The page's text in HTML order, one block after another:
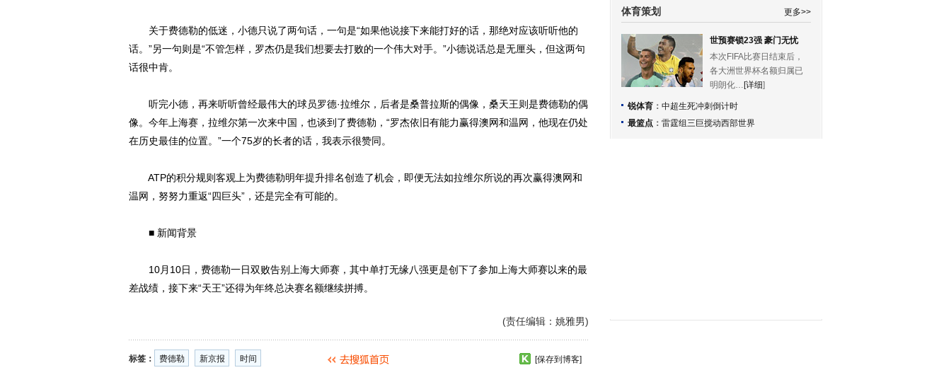
关于费德勒的低迷，小德只说了两句话，一句是“如果他说接下来能打好的话，那绝对应该听听他的
话。”另一句则是“不管怎样，罗杰仍是我们想要去打败的一个伟大对手。”小德说话总是无厘头，但这两句
话很中肯。
听完小德，再来听听曾经最伟大的球员罗德·拉维尔，后者是桑普拉斯的偶像，桑天王则是费德勒的偶
像。今年上海赛，拉维尔第一次来中国，也谈到了费德勒，“罗杰依旧有能力赢得澳网和温网，他现在仍处
在历史最佳的位置。”一个75岁的长者的话，我表示很赞同。
ATP的积分规则客观上为费德勒明年提升排名创造了机会，即便无法如拉维尔所说的再次赢得澳网和
温网，努努力重返“四巨头”，还是完全有可能的。
■ 新闻背景
10月10日，费德勒一日双败告别上海大师赛，其中单打无缘八强更是创下了参加上海大师赛以来的最
差战绩，接下来“天王”还得为年终总决赛名额继续拼搏。
(责任编辑：姚雅男)
标签： 费德勒 新京报 时间 [保存到博客]
体育策划 更多>>
世预赛锁23强 豪门无忧
本次FIFA比赛日结束后，
各大洲世界杯名额归属已
明朗化… [详细]
锐体育 ： 中超生死冲刺倒计时
最篮点 ： 雷霆组三巨搅动西部世界